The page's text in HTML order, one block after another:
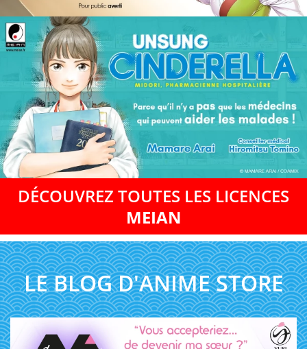
DÉCOUVREZ TOUTES LES LICENCES
MEIAN
LE BLOG D'ANIME STORE